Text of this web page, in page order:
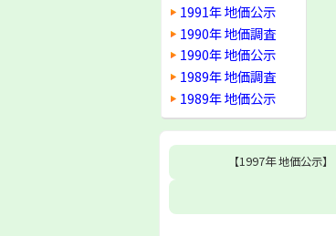
1991年 地価公示
1990年 地価調査
1990年 地価公示
1989年 地価調査
1989年 地価公示
【1997年 地価公示】